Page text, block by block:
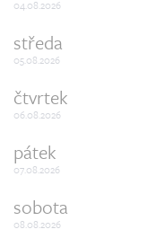
04.08.2026
středa
05.08.2026
čtvrtek
06.08.2026
pátek
07.08.2026
sobota
08.08.2026